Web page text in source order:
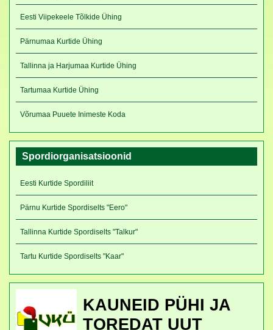
KAUNEID PÜHI JA
TOREDAT UUT
Eesti Viipekeele Tõlkide Ühing
Pärnumaa Kurtide Ühing
Tallinna ja Harjumaa Kurtide Ühing
Tartumaa Kurtide Ühing
Võrumaa Puuete Inimeste Koda
Spordiorganisatsioonid
Eesti Kurtide Spordiliit
Pärnu Kurtide Spordiselts "Eero"
Tallinna Kurtide Spordiselts "Talkur"
Tartu Kurtide Spordiselts "Kaar"